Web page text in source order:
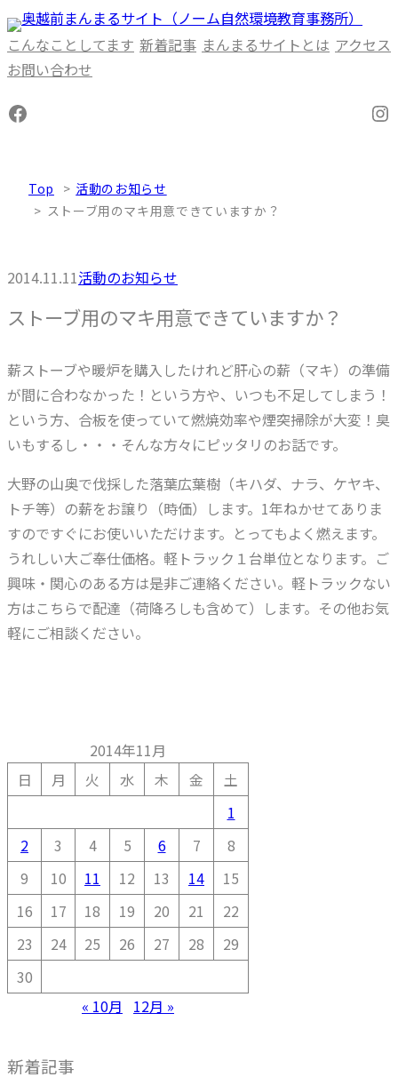
内
容
を
キ
こんなことしてます 新着記事 まんまるサイトとは アクセス
お問い合わせ
Facebook
Top
活動のお知らせ
ストーブ用のマキ用意できていますか？
2014.11.11活動のお知らせ
ストーブ用のマキ用意できていますか？
薪ストーブや暖炉を購入したけれど肝心の薪（マキ）の準備
が間に合わなかった！という方や、いつも不足してしまう！
という方、合板を使っていて燃焼効率や煙突掃除が大変！臭
いもするし・・・そんな方々にピッタリのお話です。
大野の山奥で伐採した落葉広葉樹（キハダ、ナラ、ケヤキ、
トチ等）の薪をお譲り（時価）します。1年ねかせてありま
すのですぐにお使いいただけます。とってもよく燃えます。
うれしい大ご奉仕価格。軽トラック１台単位となります。ご
興味・関心のある方は是非ご連絡ください。軽トラックない
方はこちらで配達（荷降ろしも含めて）します。その他お気
軽にご相談ください。
2014年11月
日
月 火 水 木 金
土
1
2
3 4 5 6 7
8
9
10 11 12 13 14
15
16
17 18 19 20 21
22
23
24 25 26 27 28
29
30
« 10月
12月 »
新着記事